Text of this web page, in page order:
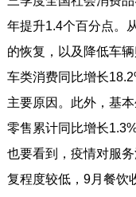
年提升1.4个百分点。
的恢复，以及降低车
车类消费同比增长
主要原因。此外，基
零售累计同比增长
也要看到，疫情对服
复程度较低，9月餐饮